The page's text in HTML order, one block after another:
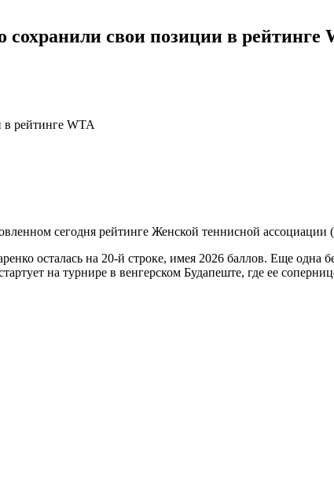
свои позиции в рейтинге
сегодня рейтинге Женской теннисной
осталась на 20-й строке, имея 2026 баллов. Еще одна
на турнире в венгерском Будапеште, где ее